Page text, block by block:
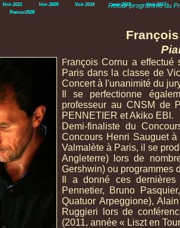
Retour programme du
François
François Cornu a effectué
Paris dans la classe de
Concert à l'unanimité du
Il se perfectionne
professeur au CNSM de
PENNETIER et Akiko EBI.
Demi-finaliste du
Concours Henri Sauguet
Valmalète à Paris, il se
Angleterre) lors de
Gershwin) ou programmes
Il a donné ces
Pennetier, Bruno
Quatuor Arpeggione),
Ruggieri lors de
(2011, année « Liszt en
Voir 2021 Voir 2020 Voir 2019 voir 2018
Voir 2017
Retour2026